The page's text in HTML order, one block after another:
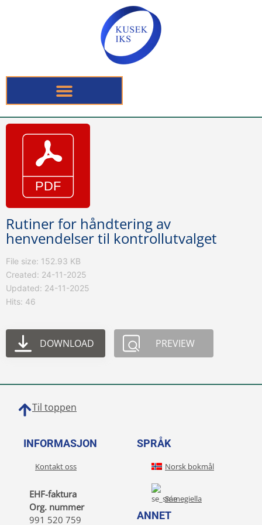
Rutiner for håndtering av
henvendelser til kontrollutvalget
File size: 152.93 KB
Created: 24-11-2025
Updated: 24-11-2025
Hits: 46
DOWNLOAD PREVIEW
Til toppen
INFORMASJON
Kontakt oss
EHF-faktura
Org. nummer
991 520 759
SPRÅK
Norsk bokmål
Sámegiella
ANNET